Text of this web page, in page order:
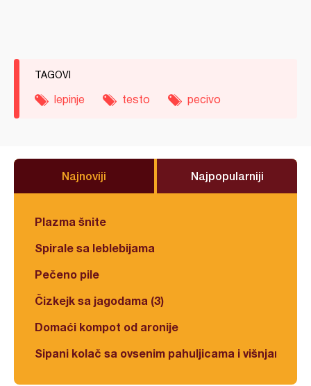
TAGOVI
lepinje testo pecivo
Najnoviji Najpopularniji
Plazma šnite
Spirale sa leblebijama
Pečeno pile
Čizkejk sa jagodama (3)
Domaći kompot od aronije
Sipani kolač sa ovsenim pahuljicama i višnjama